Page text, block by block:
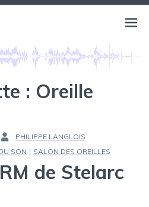
Ouvrir
menu
: Oreille
PAR :
PHILIPPE LANGLOIS
SON | SALON DES OREILLES
de Stelarc